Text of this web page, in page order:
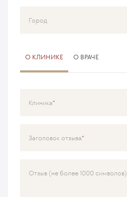
Город
О КЛИНИКЕ О ВРАЧЕ
Клиника
Специализация
Заголовок отзыва
Отзыв (не более 1000 символов)